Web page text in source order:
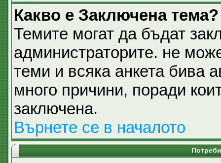
Какво е Заключена тема?
Темите могат да бъдат
администраторите. не
теми и всяка анкета бива
много причини, поради
заключена.
Върнете се в началото